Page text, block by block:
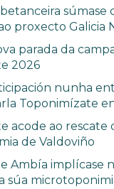
súmase
proxecto Galicia
parada da
2026
nunha
Toponimízate
acode ao rescate
de Valdoviño
Ambía implícase
súa